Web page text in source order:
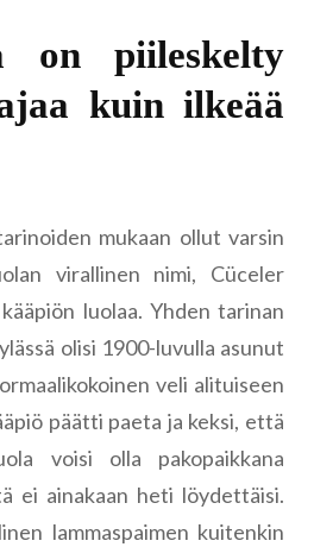
on piileskelty
kuin ilkeää
mukaan ollut varsin
virallinen nimi, Cüceler
luolaa. Yhden tarinan
olisi 1900-luvulla asunut
veli alituiseen
päätti paeta ja keksi, että
voisi olla pakopaikkana
ei ainakaan heti löydettäisi.
lammaspaimen kuitenkin